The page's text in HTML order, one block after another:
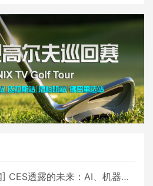
] CES透露的未来：AI、机器人与智能生活大爆发